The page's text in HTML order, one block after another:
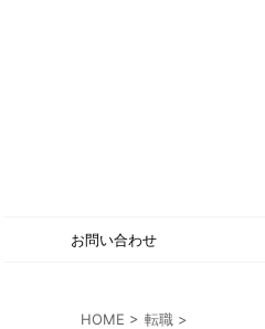
お問い合わせ
HOME > 転職 >